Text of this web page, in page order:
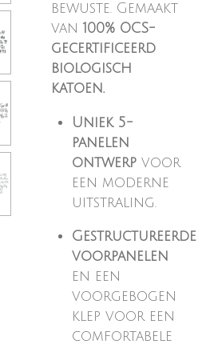
bewuste. Gemaakt
van 100% OCS-
gecertificeerd
biologisch
katoen.
Uniek 5-
panelen
ontwerp voor
een moderne
uitstraling.
Gestructureerde
voorpanelen
en een
voorgebogen
klep voor een
comfortabele